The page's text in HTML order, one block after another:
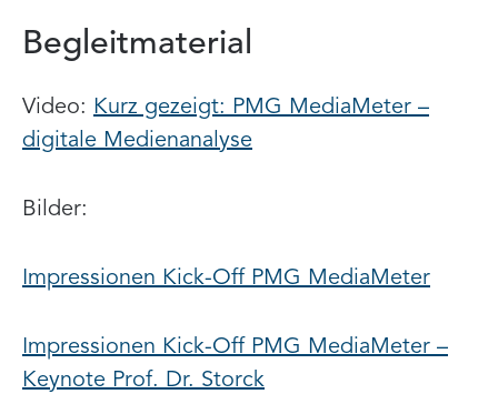
Begleitmaterial
Video: Kurz gezeigt: PMG MediaMeter –
digitale Medienanalyse
Bilder:
Impressionen Kick-Off PMG MediaMeter
Impressionen Kick-Off PMG MediaMeter –
Keynote Prof. Dr. Storck